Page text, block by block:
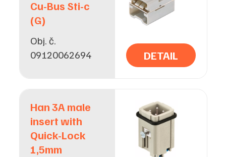
Cu-Bus Sti-c
(G)
Obj. č.
09120062694
DETAIL
Han 3A male
insert with
Quick-Lock
1,5mm